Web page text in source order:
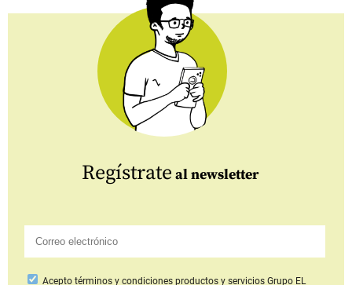
Regístrate al newsletter
Aceptotérminos y condiciones productos y serviciosGrupo EL